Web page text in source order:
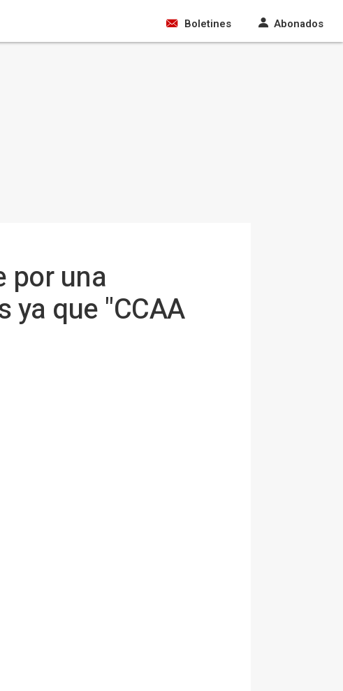
Boletines Abonados
por una
que "CCAA